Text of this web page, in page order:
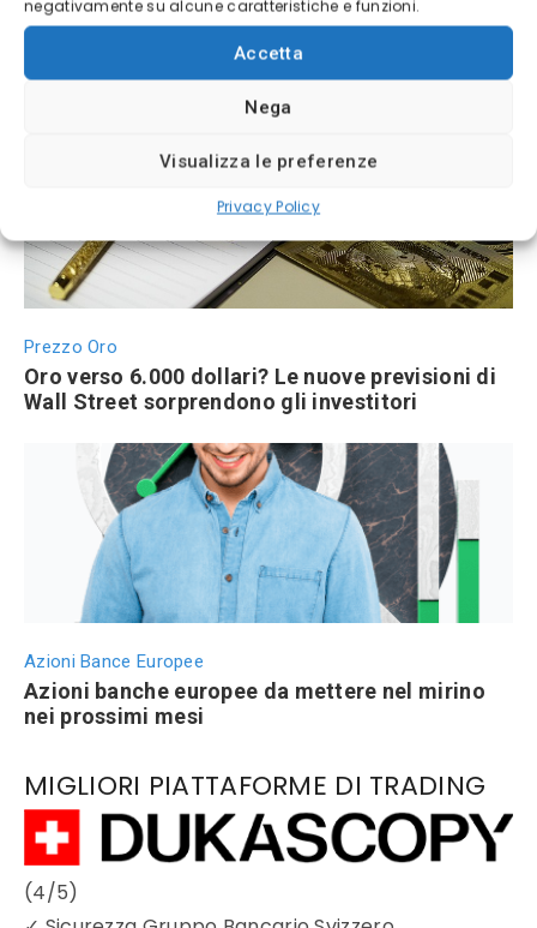
negativamente su alcune caratteristiche e funzioni.
Accetta
Nega
Visualizza le preferenze
Privacy Policy
BTC 2026
Bitcoin 2026: previsioni di prezzo e scenari di
mercato
Prezzo Oro
Oro verso 6.000 dollari? Le nuove previsioni di
Wall Street sorprendono gli investitori
Azioni Bance Europee
Azioni banche europee da mettere nel mirino
nei prossimi mesi
MIGLIORI PIATTAFORME DI TRADING
(4/5)